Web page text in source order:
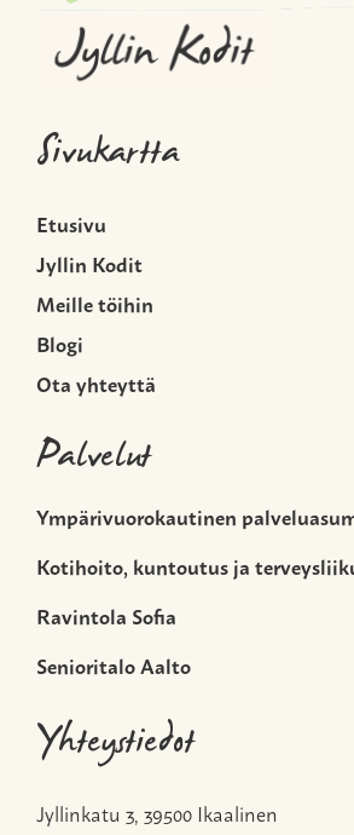
Sivukartta
Etusivu
Jyllin Kodit
Meille töihin
Blogi
Ota yhteyttä
Palvelut
Ympärivuorokautinen
Kotihoito, kuntoutus ja
Ravintola Sofia
Senioritalo Aalto
Yhteystiedot
Jyllinkatu 3, 39500 Ikaalinen